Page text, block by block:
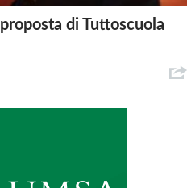
di Tuttoscuola